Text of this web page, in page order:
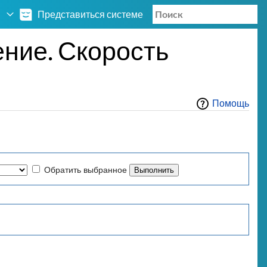
Представиться системе
Скорость
Помощь
Обратить выбранное